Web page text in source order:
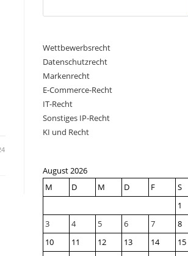
Wettbewerbsrecht
Datenschutzrecht
Markenrecht
E-Commerce-Recht
IT-Recht
Sonstiges IP-Recht
KI und Recht
August 2026
M
D M D F S
1
3
4 5 6 7 8
10
11 12 13 14 15